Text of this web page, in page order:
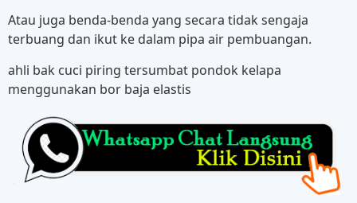
Atau juga benda-benda yang secara tidak sengaja
terbuang dan ikut ke dalam pipa air pembuangan.
ahli bak cuci piring tersumbat pondok kelapa
menggunakan bor baja elastis